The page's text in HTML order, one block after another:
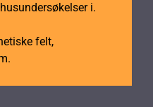
i.
felt,